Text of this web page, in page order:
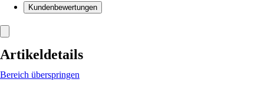
Kundenbewertungen
Artikeldetails
Bereich überspringen